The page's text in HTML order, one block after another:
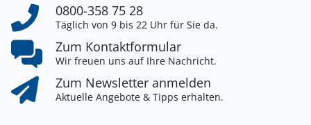
0800-358 75 28
Täglich von 9 bis 22 Uhr für Sie da.
Zum Kontaktformular
Wir freuen uns auf Ihre Nachricht.
Zum Newsletter anmelden
Aktuelle Angebote & Tipps erhalten.